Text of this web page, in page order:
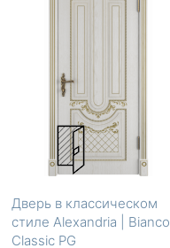
Дверь в классическом
стиле Alexandria | Bianco
Classic PG